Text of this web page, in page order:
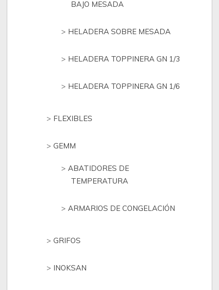
BAJO MESADA
HELADERA SOBRE MESADA
HELADERA TOPPINERA GN 1/3
HELADERA TOPPINERA GN 1/6
FLEXIBLES
GEMM
ABATIDORES DE
TEMPERATURA
ARMARIOS DE CONGELACIÓN
GRIFOS
INOKSAN